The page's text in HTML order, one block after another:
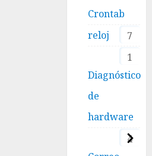
Crontab
7
reloj
1
Diagnóstico
de
hardware
4